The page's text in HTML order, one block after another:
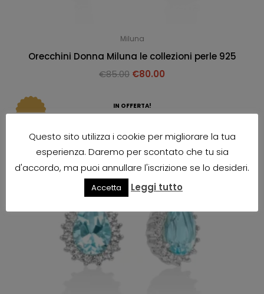
Miluna
Orecchini Donna Miluna le collezioni perle 925
€85.00 €80.00
IN OFFERTA!
Questo sito utilizza i cookie per migliorare la tua
esperienza. Daremo per scontato che tu sia
d'accordo, ma puoi annullare l'iscrizione se lo desideri.
Accetta Leggi tutto